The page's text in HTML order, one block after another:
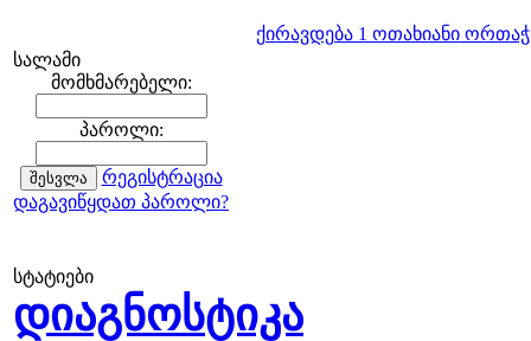
ქირავდება 1 ოთახიანი
სალამი
მომხმარებელი:
პაროლი:
რეგისტრაცია
დაგავიწყდათ პაროლი?
სტატიები
დიაგნოსტიკა